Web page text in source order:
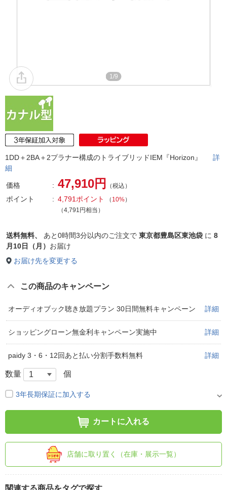
1/9
1DD＋2BA＋2プラナー構成のトライブリッドIEM『Horizon』 詳
細
価格 47,910円 （税込）
ポイント 4,791ポイント （ 10%）
（4,791円相当）
送料無料、 あと0時間3分以内のご注文で 東京都豊島区東池袋 に 8
月10日（月） お届け
お届け先を変更する
この商品のキャンペーン
オーディオブック聴き放題プラン 30日間無料キャンペーン 詳細
ショッピングローン無金利キャンペーン実施中 詳細
paidy 3・6・12回あと払い分割手数料無料 詳細
数量 個
3年長期保証に加入する
カートに入れる
店舗に取り置く（在庫・展示一覧）
関連する商品をタグで探す